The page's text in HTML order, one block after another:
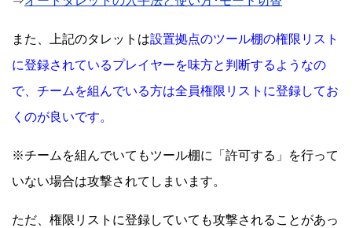
また、上記のタレットは設置拠点のツール棚の権限リスト
に登録されているプレイヤーを味方と判断するようなの
で、チームを組んでいる方は全員権限リストに登録してお
くのが良いです。
※チームを組んでいてもツール棚に「許可する」を行って
いない場合は攻撃されてしまいます。
ただ、権限リストに登録していても攻撃されることがあっ